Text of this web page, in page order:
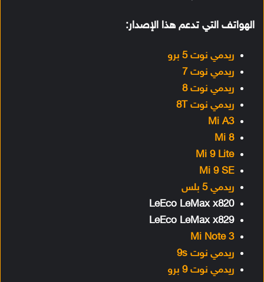
الهواتف التي تدعم هذا الإصدار:
ريدمي نوت 5 برو
ريدمي نوت 7
ريدمي نوت 8
ريدمي نوت 8T
Mi A3
Mi 8
Mi 9 Lite
Mi 9 SE
ريدمي 5 بلس
LeEco LeMax x820
LeEco LeMax x829
Mi Note 3
ريدمي نوت 9s
ريدمي نوت 9 برو